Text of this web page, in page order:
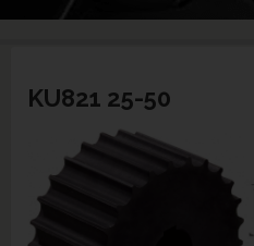
KU821 25-50